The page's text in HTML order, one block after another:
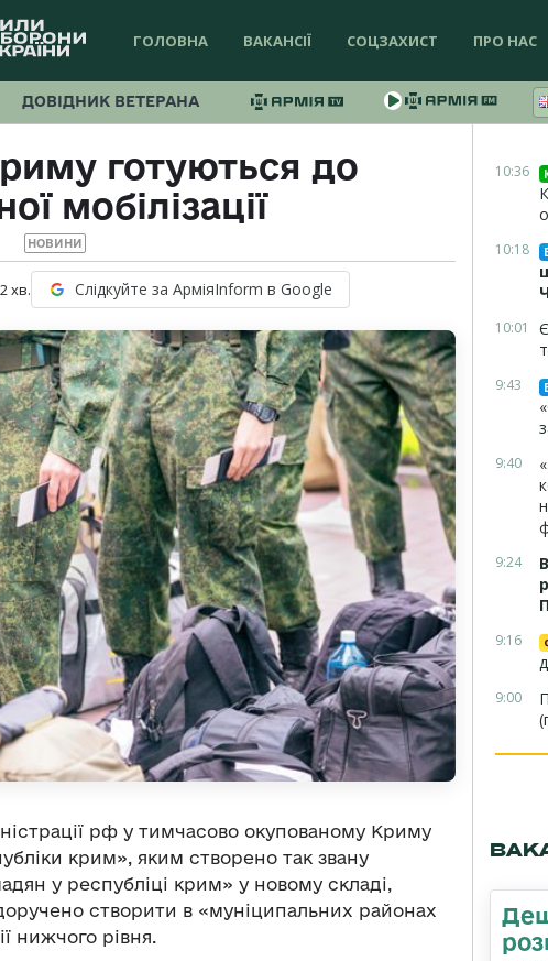
ГОЛОВНА ВАКАНСІЇ СОЦЗАХИСТ ПРО НАС
ДОВІДНИК ВЕТЕРАНА
готуються до
мобілізації
НОВИНИ
2хв. Слідкуйте за АрміяInform в Google
рф у тимчасово окупованому Криму
крим», яким створено так звану
у республіці крим» у новому складі,
створити в «муніципальних районах
нижчого рівня.
10:36
10:18
10:01
9:43
9:40
9:24
9:16
9:00